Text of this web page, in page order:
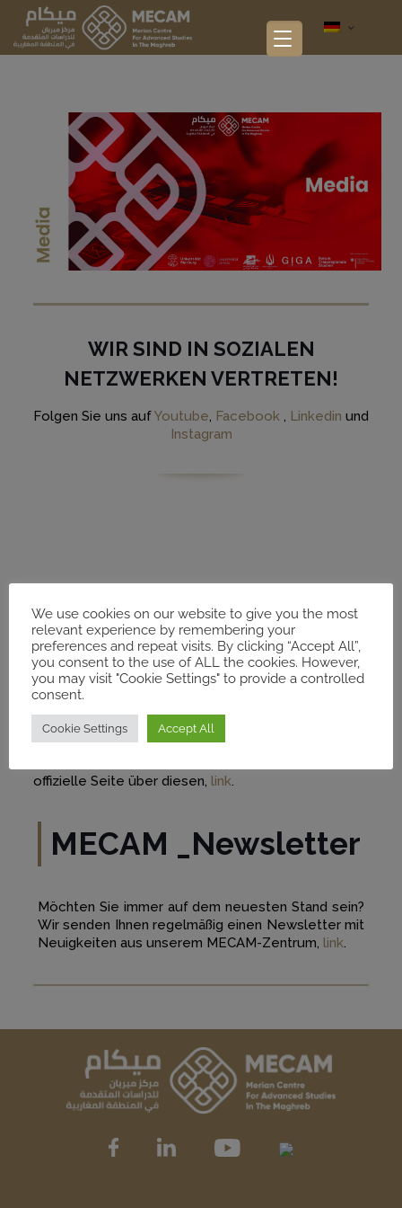
WIR SIND IN SOZIALEN
NETZWERKEN VERTRETEN!
Folgen Sie uns aufYoutube Facebook Linkedin und
Instagram
MECAM in den
Medien
Möchten Sie immer auf dem Laufenden bleiben? Sie
können regelmäßig Artikel über MECAM in den
offizielle Seite über diesen, link
MECAM _Newsletter
Möchten Sie immer auf dem neuesten Stand sein?
Wir senden Ihnen regelmäßig einen Newsletter mit
Neuigkeiten aus unserem MECAM-Zentrum, link
We use cookies on our website to give you the most
relevant experience by remembering your
preferences and repeat visits. By clicking “Accept All”,
you consent to the use of ALL the cookies. However,
you may visit "Cookie Settings" to provide a controlled
consent.
Cookie Settings Accept All